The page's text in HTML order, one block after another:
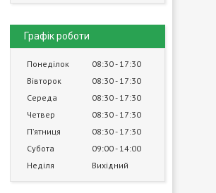
Графік роботи
Понеділок 08:30 17:30
Вівторок
08:30 17:30
Середа
08:30 17:30
Четвер
08:30 17:30
Пʼятниця
08:30 17:30
Субота
09:00 14:00
Неділя
Вихідний